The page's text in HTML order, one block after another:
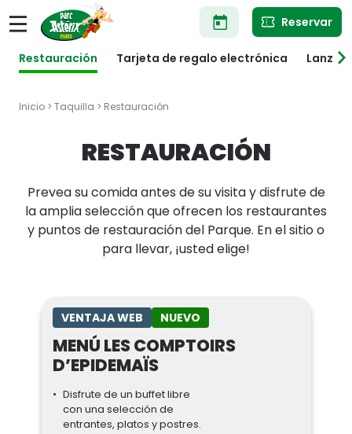
al
contenido
principal
Reservar
Restauración Tarjeta de regalo electrónica
Inicio > Taquilla > Restauración
RESTAURACIÓN
Prevea su comida antes de su visita y disfrute de
la amplia selección que ofrecen los restaurantes
y puntos de restauración del Parque. En el sitio o
para llevar, ¡usted elige!
VENTAJA WEB NUEVO
MENÚ LES COMPTOIRS
D’EPIDEMAÏS
Disfrute de un buffet libre
con una selección de
entrantes, platos y postres.